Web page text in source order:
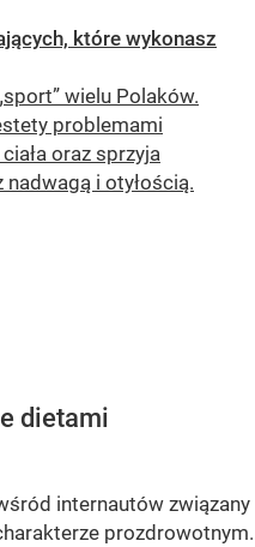
które wykonasz
wielu Polaków.
problemami
oraz sprzyja
i otyłością.
dietami
internautów związany
prozdrowotnym.